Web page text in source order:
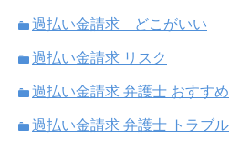
過払い金請求 どこがいい
過払い金請求 リスク
過払い金請求 弁護士 おすすめ
過払い金請求 弁護士 トラブル